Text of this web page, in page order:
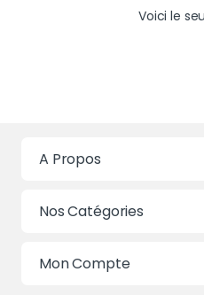
Voici le
A Propos
Nos Catégories
Mon Compte